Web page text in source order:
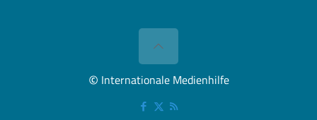
© Internationale Medienhilfe